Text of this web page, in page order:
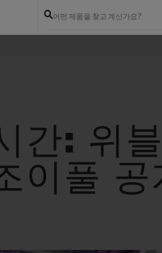
어떤 제품을 찾고 계신가요?
간: 위
이풀 공